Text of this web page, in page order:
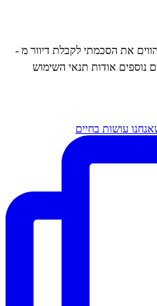
את הסכמתי לקבלת דיוור מ -
נוספים אודות תנאי השימוש
עושות בחיים